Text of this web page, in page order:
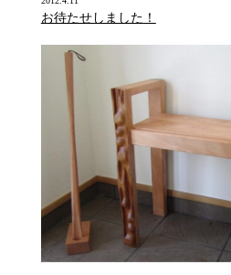
お待たせしました！